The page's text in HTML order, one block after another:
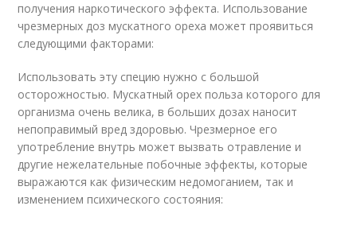
получения наркотического эффекта. Использование
чрезмерных доз мускатного ореха может проявиться
следующими факторами:
Использовать эту специю нужно с большой
осторожностью. Мускатный орех польза которого для
организма очень велика, в больших дозах наносит
непоправимый вред здоровью. Чрезмерное его
употребление внутрь может вызвать отравление и
другие нежелательные побочные эффекты, которые
выражаются как физическим недомоганием, так и
изменением психического состояния: